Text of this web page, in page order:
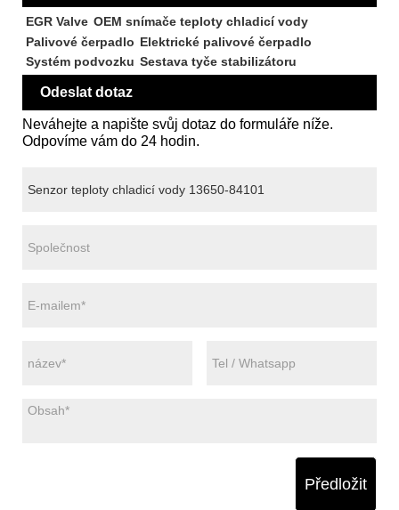
EGR Valve OEM snímače teploty chladicí vody
Palivové čerpadlo Elektrické palivové čerpadlo
Systém podvozku Sestava tyče stabilizátoru
Odeslat dotaz
Neváhejte a napište svůj dotaz do formuláře níže.
Odpovíme vám do 24 hodin.
Předložit